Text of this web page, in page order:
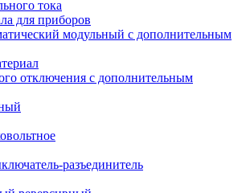
тока
для приборов
модульный с дополнительным
отключения с дополнительным
разъединитель